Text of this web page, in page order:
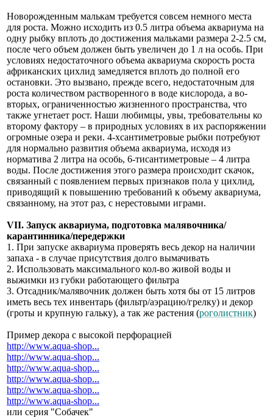
Новорожденным малькам требуется совсем немного места
для роста. Можно исходить из 0.5 литра объема аквариума на
одну рыбку вплоть до достижения мальками размера 2-2.5 см,
после чего объем должен быть увеличен до 1 л на особь. При
условиях недостаточного объема аквариума скорость роста
африканских цихлид замедляется вплоть до полной его
остановки. Это вызвано, прежде всего, недостаточным для
роста количеством растворенного в воде кислорода, а во-
вторых, ограниченностью жизненного пространства, что
также угнетает рост. Наши любимцы, увы, требовательны ко
второму фактору – в природных условиях в их распоряжении
огромные озера и реки. 4-хсантиметровые рыбки потребуют
для нормально развития объема аквариума, исходя из
норматива 2 литра на особь, 6-тисантиметровые – 4 литра
воды. После достижения этого размера происходит скачок,
связанный с появлением первых признаков пола у цихлид,
приводящий к повышению требований к объему аквариума,
связанному, на этот раз, с нерестовыми играми.
VII. Запуск аквариума, подготовка малявочника/
карантинника/передержки
1. При запуске аквариума проверять весь декор на наличии
запаха - в случае присутствия долго вымачивать
2. Использовать максимального кол-во живой воды и
выжимки из губки работающего фильтра
3. Отсадник/малявочник должен быть хотя бы от 15 литров
иметь весь тех инвентарь (фильтр/аэрацию/грелку) и декор
(гроты и крупную гальку), а так же растения (роголистник)
Пример декора с высокой перфорацией
http://www.aqua-shop...
http://www.aqua-shop...
http://www.aqua-shop...
http://www.aqua-shop...
http://www.aqua-shop...
http://www.aqua-shop...
или серия "Собачек"